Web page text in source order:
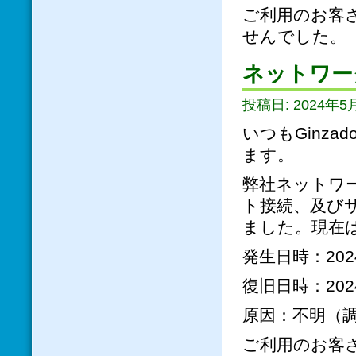
ご利用のお客
せんでした。
ネットワ
投稿日: 2024年5
いつも
ます。
弊社ネットワ
ト接続、及び
ました。現在
発生日時：
復旧日時：
原因：不明（
ご利用のお客